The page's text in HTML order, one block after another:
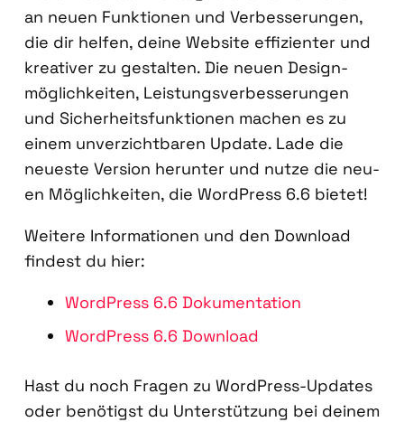
an neu­en Funk­tio­nen und Ver­bes­se­run­gen,
die dir hel­fen, dei­ne Web­site effi­zi­en­ter und
krea­ti­ver zu gestal­ten. Die neu­en Design­
mög­lich­kei­ten, Leis­tungs­ver­bes­se­run­gen
und Sicher­heits­funk­tio­nen machen es zu
einem unver­zicht­ba­ren Update. Lade die
neu­es­te Ver­si­on her­un­ter und nut­ze die neu­
en Mög­lich­kei­ten, die Word­Press 6.6 bie­tet!
Wei­te­re Infor­ma­tio­nen und den Down­load
fin­dest du hier:
Word­Press 6.6 Doku­men­ta­ti­on
Word­Press 6.6 Down­load
Hast du noch Fra­gen zu Word­Press-Updates
oder benö­tigst du Unter­stüt­zung bei dei­nem